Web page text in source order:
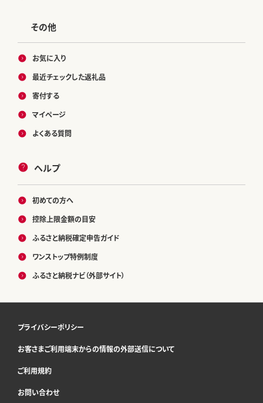
その他
お気に入り
最近チェックした返礼品
寄付する
マイページ
よくある質問
ヘルプ
初めての方へ
控除上限金額の目安
ふるさと納税確定申告ガイド
ワンストップ特例制度
ふるさと納税ナビ（外部サイト）
プライバシーポリシー
お客さまご利用端末からの情報の外部送信について
ご利用規約
お問い合わせ